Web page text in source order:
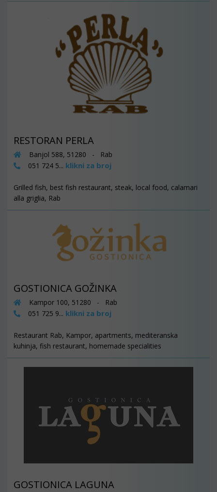
RESTORAN PERLA
Banjol 588, 51280 - Rab
051 724 5... klikni za broj
Grilled fish, best fish restaurant, steak, local food, calamari
alla griglia, Rab
GOSTIONICA GOŽINKA
Kampor 100, 51280 - Rab
051 725 9... klikni za broj
Restaurant Rab, Kampor, apartments, mediteranska
kuhinja, fish restaurant, homemade specialities
GOSTIONICA LAGUNA